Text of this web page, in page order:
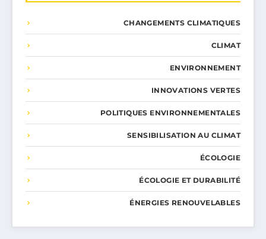
CHANGEMENTS CLIMATIQUES
CLIMAT
ENVIRONNEMENT
INNOVATIONS VERTES
POLITIQUES ENVIRONNEMENTALES
SENSIBILISATION AU CLIMAT
ÉCOLOGIE
ÉCOLOGIE ET DURABILITÉ
ÉNERGIES RENOUVELABLES